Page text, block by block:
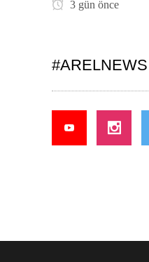
3 gün önce